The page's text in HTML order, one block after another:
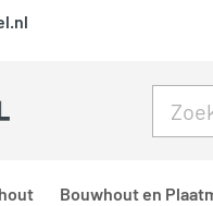
Bouwhout en